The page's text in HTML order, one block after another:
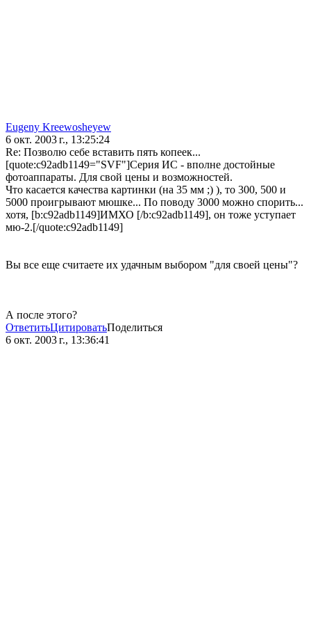
Eugeny Kreewosheyew
6 окт. 2003 г., 13:25:24
Re: Позволю себе вставить пять копеек...
[quote:c92adb1149="SVF"]Серия ИС - вполне достойные
фотоаппараты. Для свой цены и возможностей.
Что касается качества картинки (на 35 мм ;) ), то 300, 500 и
5000 проигрывают мюшке... По поводу 3000 можно спорить...
хотя, [b:c92adb1149]ИМХО [/b:c92adb1149], он тоже уступает
мю-2.[/quote:c92adb1149]
Вы все еще считаете их удачным выбором "для своей цены"?
А после этого?
ОтветитьЦитироватьПоделиться
6 окт. 2003 г., 13:36:41